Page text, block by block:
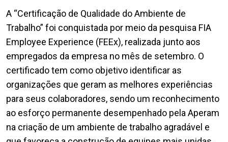
A “Certificação de Qualidade do Ambiente de
Trabalho” foi conquistada por meio da pesquisa FIA
Employee Experience (FEEx), realizada junto aos
empregados da empresa no mês de setembro. O
certificado tem como objetivo identificar as
organizações que geram as melhores experiências
para seus colaboradores, sendo um reconhecimento
ao esforço permanente desempenhado pela Aperam
na criação de um ambiente de trabalho agradável e